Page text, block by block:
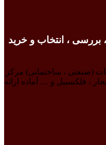
، بررسی ، انتخاب و خرید
(صنعتی ، ساختمانی) مرکز
، فلکسیبل و … آماده ارائه